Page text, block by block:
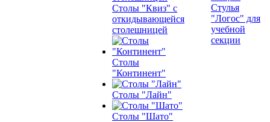
Столы "Квиз" с
откидывающейся
столешницей
Столы
"Континент"
Столы "Лайн"
Столы "Шато"
Стулья
"Логос" для
учебной
секции